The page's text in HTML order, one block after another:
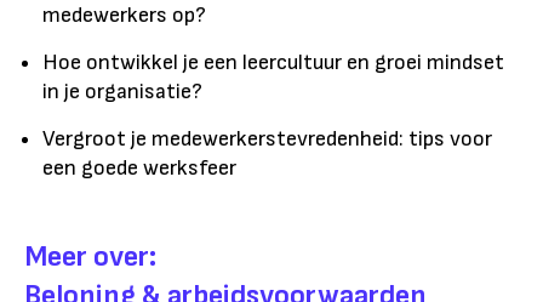
medewerkers op?
Hoe ontwikkel je een leercultuur en groei mindset
in je organisatie?
Vergroot je medewerkerstevredenheid: tips voor
een goede werksfeer
Meer over: